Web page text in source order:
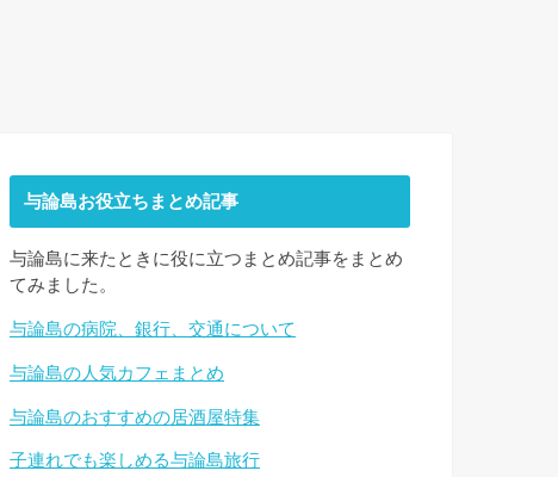
与論島お役立ちまとめ記事
与論島に来たときに役に立つまとめ記事をまとめ
てみました。
与論島の病院、銀行、交通について
与論島の人気カフェまとめ
与論島のおすすめの居酒屋特集
子連れでも楽しめる与論島旅行